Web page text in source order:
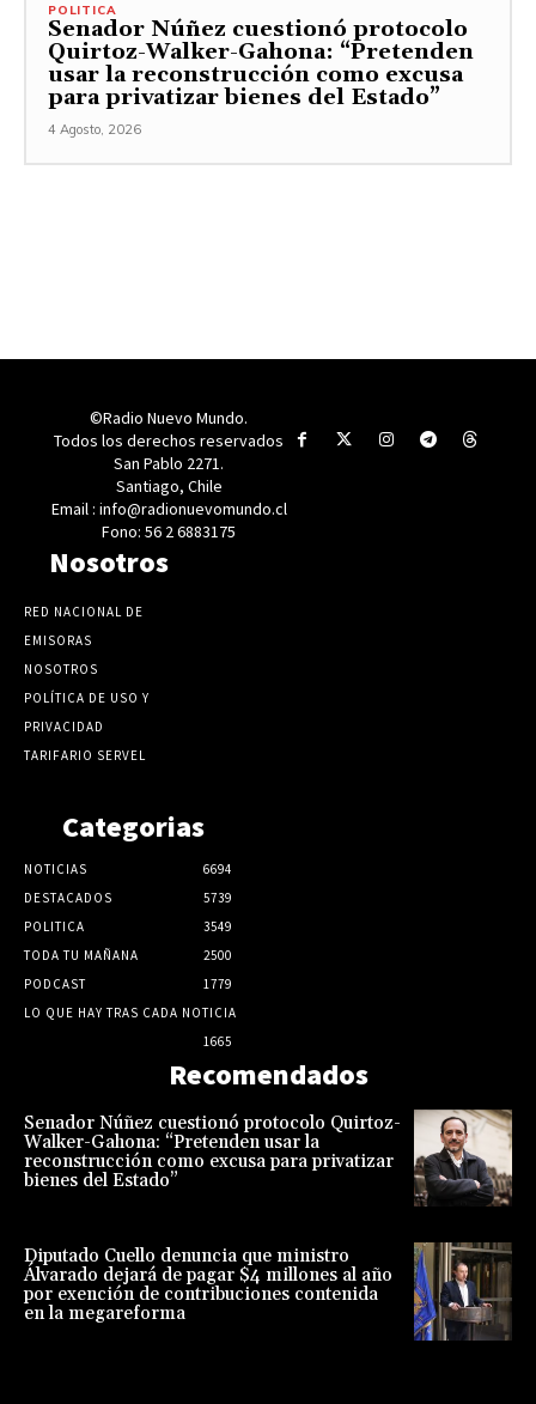
POLITICA
Senador Núñez cuestionó protocolo
Quirtoz-Walker-Gahona: “Pretenden
usar la reconstrucción como excusa
para privatizar bienes del Estado”
4 Agosto, 2026
©Radio Nuevo Mundo.
Todos los derechos reservados
San Pablo 2271.
Santiago, Chile
Email : info@radionuevomundo.cl
Fono: 56 2 6883175
Nosotros
RED NACIONAL DE
EMISORAS
NOSOTROS
POLÍTICA DE USO Y
PRIVACIDAD
TARIFARIO SERVEL
Categorias
NOTICIAS
6694
DESTACADOS
5739
POLITICA
3549
TODA TU MAÑANA
2500
PODCAST
1779
LO QUE HAY TRAS CADA NOTICIA
1665
Recomendados
Senador Núñez cuestionó protocolo Quirtoz-
Walker-Gahona: “Pretenden usar la
reconstrucción como excusa para privatizar
bienes del Estado”
Diputado Cuello denuncia que ministro
Álvarado dejará de pagar $4 millones al año
por exención de contribuciones contenida
en la megareforma